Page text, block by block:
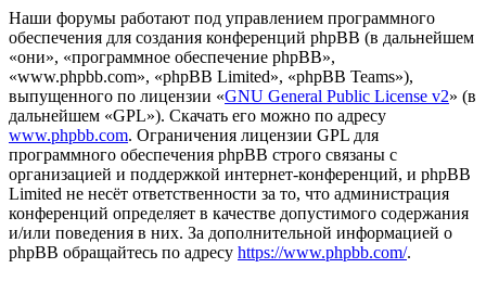
Наши форумы работают под управлением программного
обеспечения для создания конференций phpBB (в дальнейшем
«они», «программное обеспечение phpBB»,
«www.phpbb.com», «phpBB Limited», «phpBB Teams»),
выпущенного по лицензии «GNU General Public License v2» (в
дальнейшем «GPL»). Скачать его можно по адресу
www.phpbb.com. Ограничения лицензии GPL для
программного обеспечения phpBB строго связаны с
организацией и поддержкой интернет-конференций, и phpBB
Limited не несёт ответственности за то, что администрация
конференций определяет в качестве допустимого содержания
и/или поведения в них. За дополнительной информацией о
phpBB обращайтесь по адресу https://www.phpbb.com/.